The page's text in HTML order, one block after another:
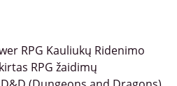
RPG Kauliukų Ridenimo
RPG žaidimų